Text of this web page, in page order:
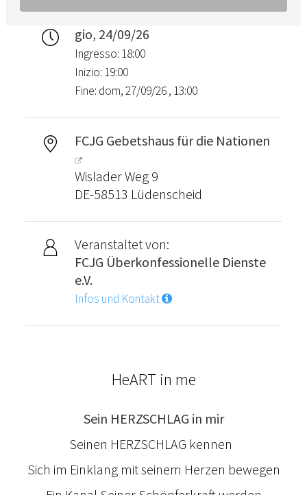
gio, 24/09/26
Ingresso: 18:00
Inizio: 19:00
Fine: dom, 27/09/26 , 13:00
FCJG Gebetshaus für die Nationen
Wislader Weg 9
DE-58513 Lüdenscheid
Veranstaltet von:
FCJG Überkonfessionelle Dienste
e.V.
Infos und Kontakt
HeART in me
Sein HERZSCHLAG in mir
Seinen HERZSCHLAG kennen
Sich im Einklang mit seinem Herzen bewegen